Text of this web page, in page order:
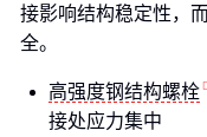
接影响结构稳定性，
全。
高强度钢结构螺栓
接处应力集中